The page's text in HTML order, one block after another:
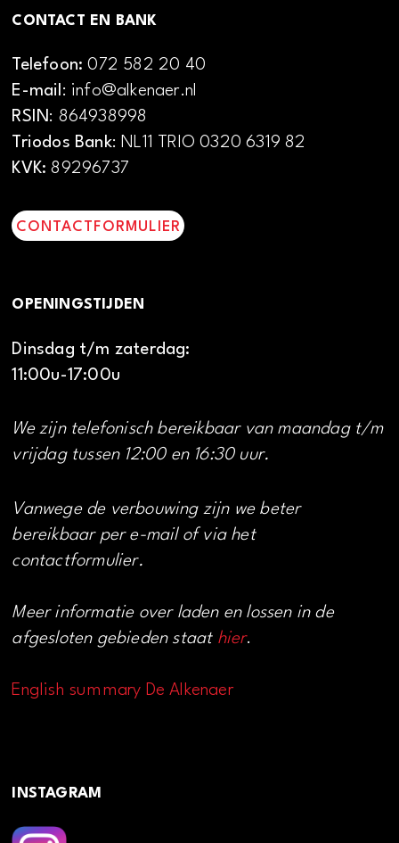
CONTACT EN BANK
Telefoon:072 582 20 40
E-mail: info@alkenaer.nl
RSIN: 864938998
Triodos Bank: NL11 TRIO 0320 6319 82
KVK: 89296737
CONTACTFORMULIER
OPENINGSTIJDEN
Dinsdag t/m zaterdag:
11:00u-17:00u
We zijn telefonisch bereikbaar van maandag t/m
vrijdag tussen 12:00 en 16:30 uur.
Vanwege de verbouwing zijn we beter
bereikbaar per e-mail of via het
contactformulier.
Meer informatie over laden en lossen in de
afgesloten gebieden staat hier.
English summary De Alkenaer
INSTAGRAM